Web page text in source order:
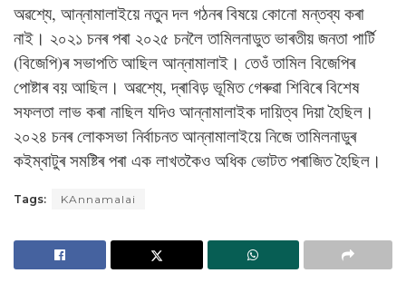
অৱশ্যে, আন্নামালাইয়ে নতুন দল গঠনৰ বিষয়ে কোনো মন্তব্য কৰা
নাই। ২০২১ চনৰ পৰা ২০২৫ চনলৈ তামিলনাডুত ভাৰতীয় জনতা পাৰ্টি
(বিজেপি)ৰ সভাপতি আছিল আন্নামালাই। তেওঁ তামিল বিজেপিৰ
পোষ্টাৰ বয় আছিল। অৱশ্যে, দ্ৰাবিড় ভূমিত গেৰুৱা শিবিৰে বিশেষ
সফলতা লাভ কৰা নাছিল যদিও আন্নামালাইক দায়িত্ব দিয়া হৈছিল।
২০২৪ চনৰ লোকসভা নিৰ্বাচনত আন্নামালাইয়ে নিজে তামিলনাডুৰ
কইম্বাটুৰ সমষ্টিৰ পৰা এক লাখতকৈও অধিক ভোটত পৰাজিত হৈছিল।
Tags: KAnnamalai